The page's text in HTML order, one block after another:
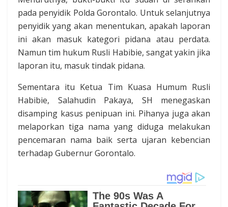
pada penyidik Polda Gorontalo. Untuk selanjutnya
penyidik yang akan menentukan, apakah laporan
ini akan masuk kategori pidana atau perdata.
Namun tim hukum Rusli Habibie, sangat yakin jika
laporan itu, masuk tindak pidana.
Sementara itu Ketua Tim Kuasa Humum Rusli
Habibie, Salahudin Pakaya, SH menegaskan
disamping kasus penipuan ini. Pihanya juga akan
melaporkan tiga nama yang diduga melakukan
pencemaran nama baik serta ujaran kebencian
terhadap Gubernur Gorontalo.